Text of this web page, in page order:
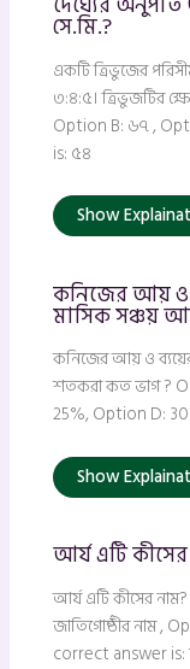
সে.মি.?
একটি ত্রিভুজের
৩:৪:৫। ত্রিভুজটির
Option B: ৬৭ ,
is: ৫৪
Show
কনিজের আয় ও
মাসিক সঞ্চয়
কনিজের আয় ও
শতকরা কত ভাগ ?
25%, Option D:
Show
আর্য এটি
আর্য এটি কীসের
জাতিগোষ্ঠীর নাম ,
correct answer is: